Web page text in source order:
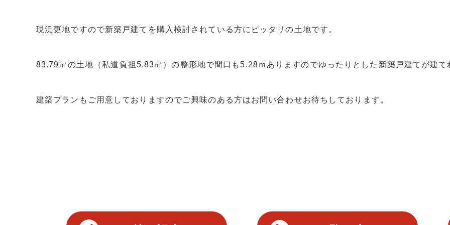
現況更地ですので新築戸建てを購入検討されている方にピッタリの土地です。
83.79㎡の土地（私道負担5.83㎡）の整形地で間口も5.28ｍありますのでゆったりとした新築戸建てが建て
建築プランもご用意しておりますのでご興味のある方はお問い合わせお待ちしております。